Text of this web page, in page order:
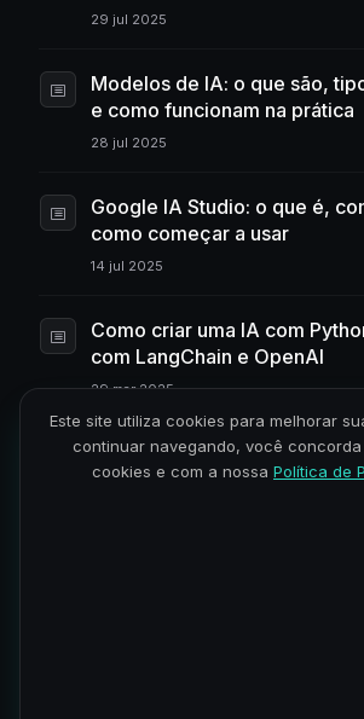
29 jul 2025
Modelos de IA: o que são,
e como funcionam na prática
28 jul 2025
Google IA Studio: o que é,
como começar a usar
14 jul 2025
Como criar uma IA com
com LangChain e OpenAI
29 mar 2025
Entendendo a regressão
conceitos, aplicações e
Este site utiliza cookies para melhorar
continuar navegando, você
cookies e com a nossa Política de